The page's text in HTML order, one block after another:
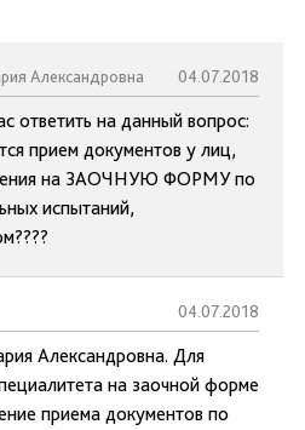
Александровна 04.07.2018
ответить на данный вопрос:
прием документов у лиц,
на ЗАОЧНУЮ ФОРМУ по
испытаний,
04.07.2018
Александровна. Для
на заочной форме
приема документов по